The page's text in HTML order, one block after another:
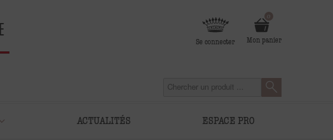
0
Mon panier
Se connecter
ACTUALITÉS ESPACE PRO